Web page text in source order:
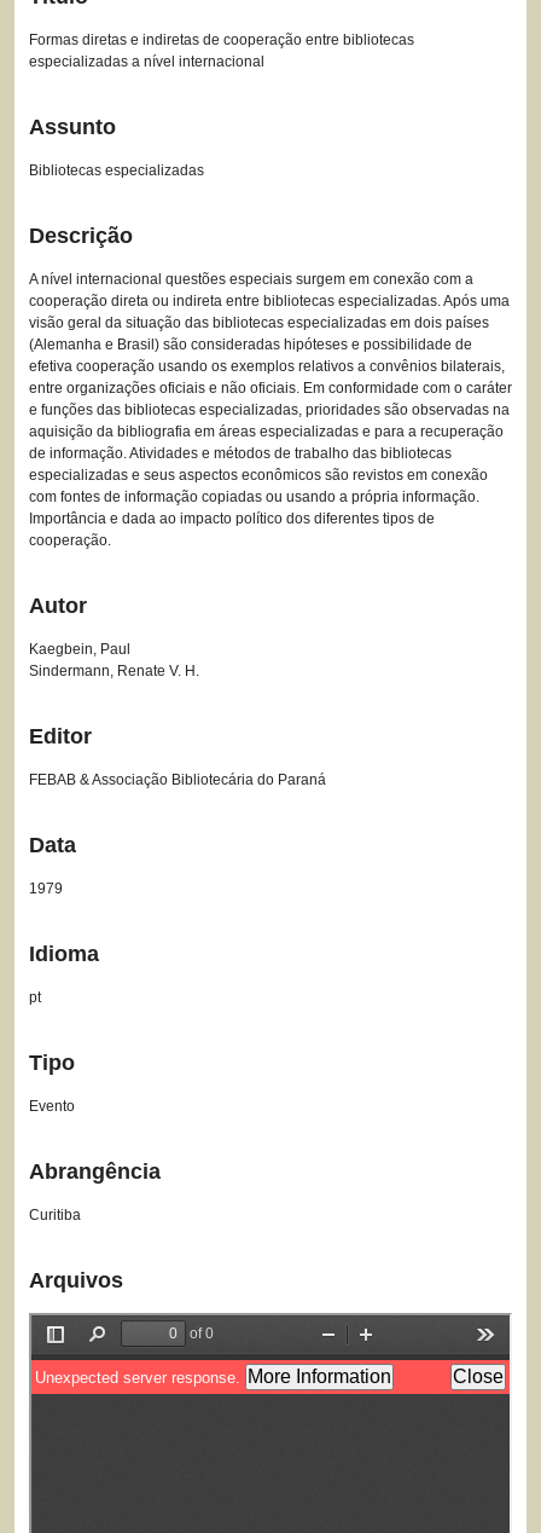
Formas diretas e indiretas de cooperação entre bibliotecas
especializadas a nível internacional
Assunto
Bibliotecas especializadas
Descrição
A nível internacional questões especiais surgem em conexão com a
cooperação direta ou indireta entre bibliotecas especializadas. Após uma
visão geral da situação das bibliotecas especializadas em dois países
(Alemanha e Brasil) são consideradas hipóteses e possibilidade de
efetiva cooperação usando os exemplos relativos a convênios bilaterais,
entre organizações oficiais e não oficiais. Em conformidade com o caráter
e funções das bibliotecas especializadas, prioridades são observadas na
aquisição da bibliografia em áreas especializadas e para a recuperação
de informação. Atividades e métodos de trabalho das bibliotecas
especializadas e seus aspectos econômicos são revistos em conexão
com fontes de informação copiadas ou usando a própria informação.
Importância e dada ao impacto político dos diferentes tipos de
cooperação.
Autor
Kaegbein, Paul
Sindermann, Renate V. H.
Editor
FEBAB & Associação Bibliotecária do Paraná
Data
1979
Idioma
pt
Tipo
Evento
Abrangência
Curitiba
Arquivos